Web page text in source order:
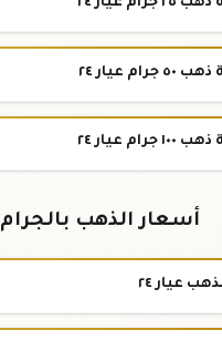
عيار ٢٤
عيار ٢٤
عيار ٢٤
أسعار الذهب بالجرام
عيار ٢٤